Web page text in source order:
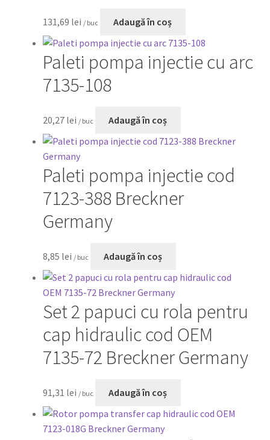
131,69 lei / buc Adaugă în coș
Paleti pompa injectie cu arc
7135-108
20,27 lei / buc Adaugă în coș
Paleti pompa injectie cod
7123-388 Breckner
Germany
8,85 lei / buc Adaugă în coș
Set 2 papuci cu rola pentru
cap hidraulic cod OEM
7135-72 Breckner Germany
91,31 lei / buc Adaugă în coș